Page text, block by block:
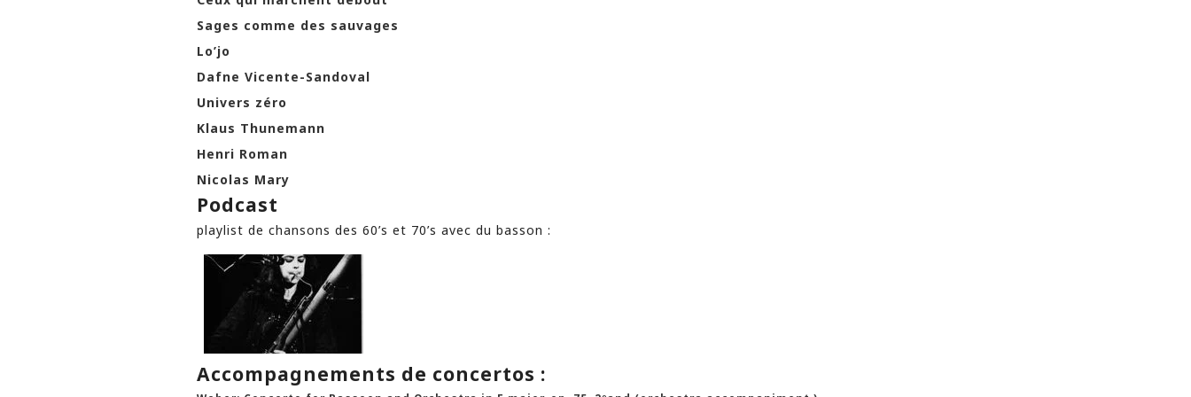
Sages comme des sauvages
Lo’jo
Dafne Vicente-Sandoval
Univers zéro
Klaus Thunemann
Henri Roman
Nicolas Mary
Podcast
playlist de chansons des 60’s et 70’s avec du basson :
Accompagnements de concertos :